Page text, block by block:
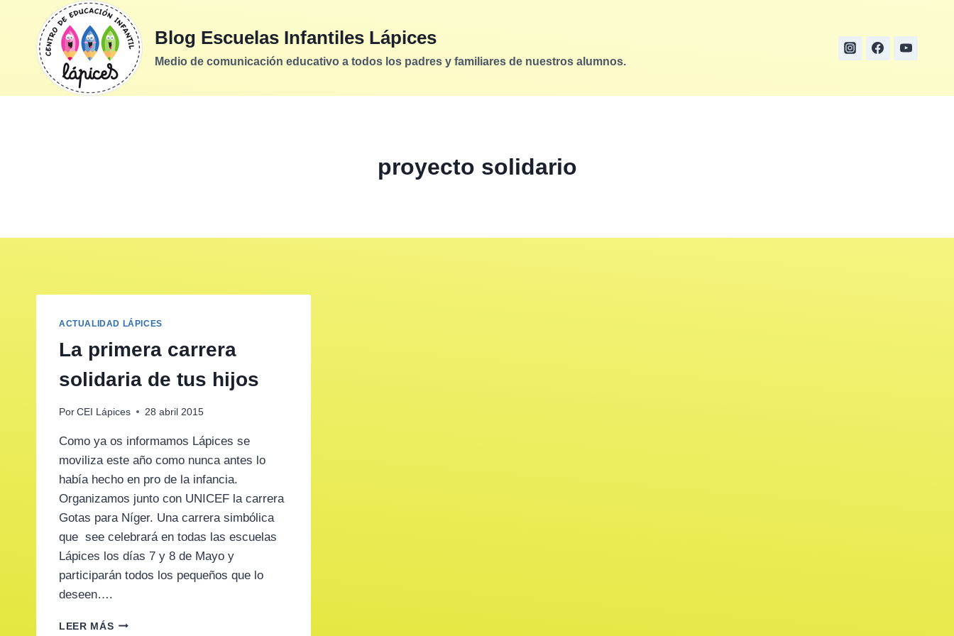
contenido
Blog Escuelas Infantiles Lápices
Medio de comunicación educativo a todos los padres y familiares de nuestros alumnos.
proyecto solidario
ACTUALIDAD LÁPICES
La primera carrera
solidaria de tus hijos
Por CEI Lápices 28 abril 2015
Como ya os informamos Lápices se
moviliza este año como nunca antes lo
había hecho en pro de la infancia.
Organizamos junto con UNICEF la carrera
Gotas para Níger. Una carrera simbólica
que see celebrará en todas las escuelas
Lápices los días 7 y 8 de Mayo y
participarán todos los pequeños que lo
deseen….
LEER MÁSLA